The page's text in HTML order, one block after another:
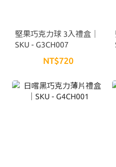
堅果巧克力球 3入禮盒｜
SKU - G3CH007
NT$720